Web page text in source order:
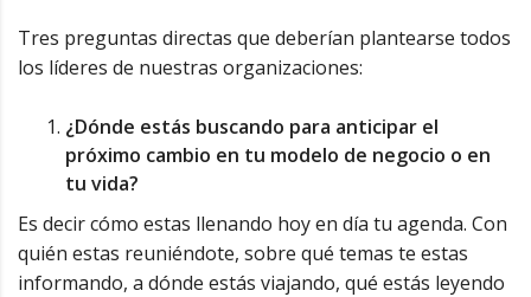
Tres preguntas directas que deberían plantearse todos
los líderes de nuestras organizaciones:
¿Dónde estás buscando para anticipar el
próximo cambio en tu modelo de negocio o en
tu vida?
Es decir cómo estas llenando hoy en día tu agenda. Con
quién estas reuniéndote, sobre qué temas te estas
informando, a dónde estás viajando, qué estás leyendo